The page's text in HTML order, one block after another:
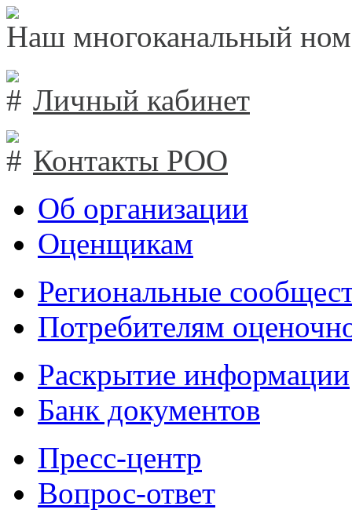
Наш многоканальный
Личный кабинет
Контакты РОО
Об организации
Оценщикам
Региональные
Потребителям
Раскрытие информации
Банк документов
Пресс-центр
Вопрос-ответ